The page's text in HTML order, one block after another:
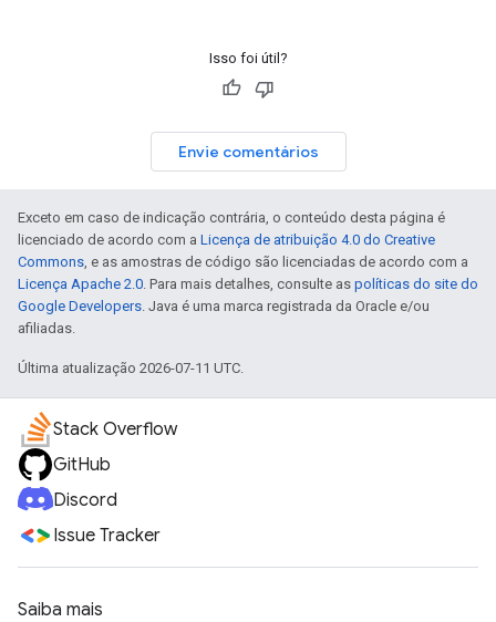
Isso foi útil?
Envie comentários
Exceto em caso de indicação contrária, o conteúdo desta página é
licenciado de acordo com a Licença de atribuição 4.0 do Creative
Commons, e as amostras de código são licenciadas de acordo com a
Licença Apache 2.0. Para mais detalhes, consulte as políticas do site do
Google Developers. Java é uma marca registrada da Oracle e/ou
afiliadas.
Última atualização 2026-07-11 UTC.
Stack Overflow
GitHub
Discord
Issue Tracker
Saiba mais